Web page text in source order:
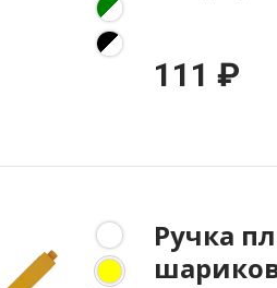
111 ₽
Ручка